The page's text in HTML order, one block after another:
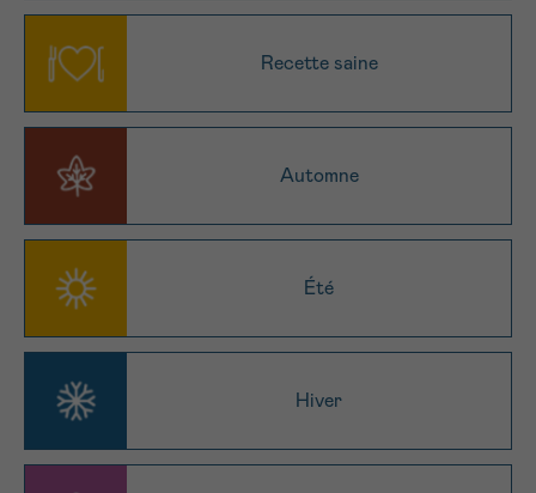
Recette saine
Automne
Été
Hiver
E-MAIL
VOTRE QUESTION
J’accepte lesconditions d’utilisations
Envoyer